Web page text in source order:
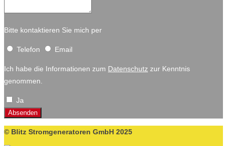
Bitte kontaktieren Sie mich per
leer Telefon Email
Ich habe die Informationen zum Datenschutz zur Kenntnis
genommen.
Ja Ja
© Blitz Stromgeneratoren GmbH 2025